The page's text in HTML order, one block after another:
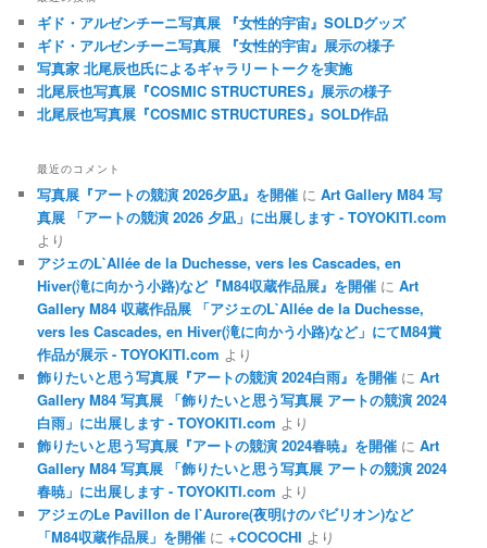
ギド・アルゼンチーニ写真展 『女性的宇宙』SOLDグッズ
ギド・アルゼンチーニ写真展 『女性的宇宙』展示の様子
写真家 北尾辰也氏によるギャラリートークを実施
北尾辰也写真展『COSMIC STRUCTURES』展示の様子
北尾辰也写真展『COSMIC STRUCTURES』SOLD作品
最近のコメント
写真展『アートの競演 2026夕凪』を開催 にArt Gallery M84 写
真展 「アートの競演 2026 夕凪」に出展します - TOYOKITI.com
より
アジェのL`Allée de la Duchesse, vers les Cascades, en
Hiver(滝に向かう小路)など『M84収蔵作品展』を開催 にArt
Gallery M84 収蔵作品展 「アジェのL`Allée de la Duchesse,
vers les Cascades, en Hiver(滝に向かう小路)など」にてM84賞
作品が展示 - TOYOKITI.com より
飾りたいと思う写真展『アートの競演 2024白雨』を開催 にArt
Gallery M84 写真展 「飾りたいと思う写真展 アートの競演 2024
白雨」に出展します - TOYOKITI.com より
飾りたいと思う写真展『アートの競演 2024春暁』を開催 にArt
Gallery M84 写真展 「飾りたいと思う写真展 アートの競演 2024
春暁」に出展します - TOYOKITI.com より
アジェのLe Pavillon de l`Aurore(夜明けのパビリオン)など
「M84収蔵作品展」を開催 に+COCOCHI より